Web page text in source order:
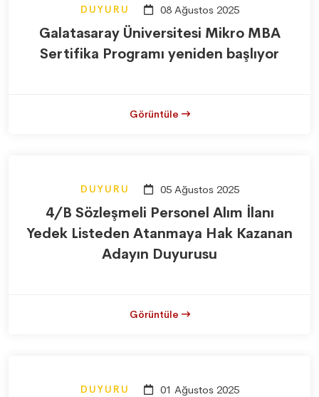
DUYURU 08 Ağustos 2025
Galatasaray Üniversitesi Mikro MBA
Sertifika Programı yeniden başlıyor
Görüntüle
DUYURU 05 Ağustos 2025
4/B Sözleşmeli Personel Alım İlanı
Yedek Listeden Atanmaya Hak Kazanan
Adayın Duyurusu
Görüntüle
DUYURU 01 Ağustos 2025